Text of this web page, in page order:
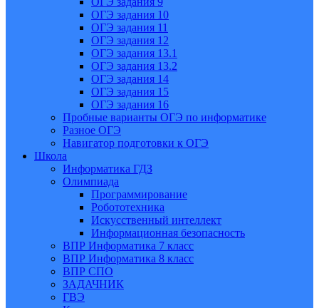
ОГЭ задания 10
ОГЭ задания 11
ОГЭ задания 12
ОГЭ задания 13.1
ОГЭ задания 13.2
ОГЭ задания 14
ОГЭ задания 15
ОГЭ задания 16
Пробные варианты ОГЭ по информатике
Разное ОГЭ
Навигатор подготовки к ОГЭ
Школа
Информатика ГДЗ
Олимпиада
Программирование
Робототехника
Искусственный интеллект
Информационная безопасность
ВПР Информатика 7 класс
ВПР Информатика 8 класс
ВПР СПО
ЗАДАЧНИК
ГВЭ